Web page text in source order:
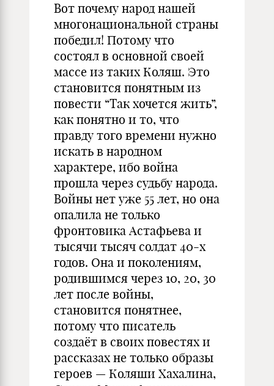
Вот почему народ нашей
многонациональной страны
победил! Потому что
состоял в основной своей
массе из таких Коляш. Это
становится понятным из
повести “Так хочется жить”,
как понятно и то, что
правду того времени нужно
искать в народном
характере, ибо война
прошла через судьбу народа.
Войны нет уже 55 лет, но она
опалила не только
фронтовика Астафьева и
тысячи тысяч солдат 40-х
годов. Она и поколениям,
родившимся через 10, 20, 30
лет после войны,
становится понятнее,
потому что писатель
создаёт в своих повестях и
рассказах не только образы
героев — Коляши Хахалина,